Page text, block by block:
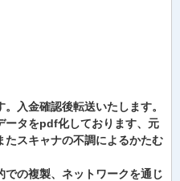
入金確認後転送いたします。
ータをpdf化しております、元
スキャナの不調によるかたむ
での複製、ネットワークを通じ